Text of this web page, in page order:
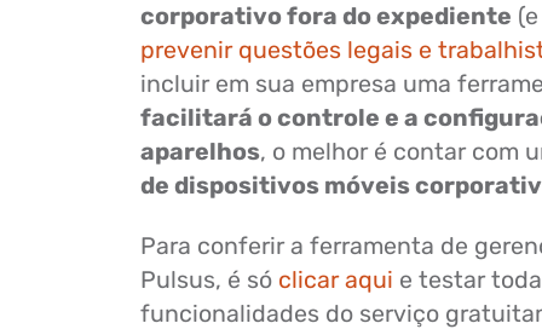
corporativo fora do expediente
prevenir questões legais e
incluir em sua empresa uma
facilitará o controle e a
aparelhos, o melhor é contar com
de dispositivos móveis
Para conferir a ferramenta de
Pulsus, é só clicar aqui e testar
funcionalidades do serviço